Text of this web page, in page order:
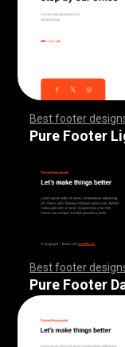
Best footer
,,,,,,,,,,,,,,,,,,,,
,,,,,,,,,,,,,,,,,,,,
,,,,,,,,
Pure Footer
Best footer
,,,,,,,,,,,,,,,,,,,,
,,,,,,,,,,,,,,,,,,,,
,,,,,,,,
Pure Footer